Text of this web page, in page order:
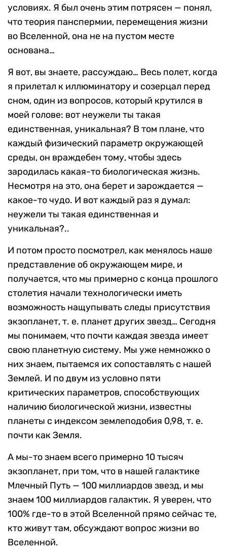
условиях. Я был очень этим потрясен — понял,
что теория панспермии, перемещения жизни
во Вселенной, она не на пустом месте
основана…
Я вот, вы знаете, рассуждаю… Весь полет, когда
я прилетал к иллюминатору и созерцал перед
сном, один из вопросов, который крутился в
моей голове: вот неужели ты такая
единственная, уникальная? В том плане, что
каждый физический параметр окружающей
среды, он враждебен тому, чтобы здесь
зародилась какая-то биологическая жизнь.
Несмотря на это, она берет и зарождается —
какое-то чудо. И вот каждый раз я думал:
неужели ты такая единственная и
уникальная?..
И потом просто посмотрел, как менялось наше
представление об окружающем мире, и
получается, что мы примерно с конца прошлого
столетия начали технологически иметь
возможность нащупывать следы присутствия
экзопланет, т. е. планет других звезд… Сегодня
мы понимаем, что почти каждая звезда имеет
свою планетную систему. Мы уже немножко о
них знаем, пытаемся их сопоставлять с нашей
Землей. И по двум из условно пяти
критических параметров, способствующих
наличию биологической жизни, известны
планеты с индексом землеподобия 0,98, т. е.
почти как Земля.
А мы-то знаем всего примерно 10 тысяч
экзопланет, при том, что в нашей галактике
Млечный Путь — 100 миллиардов звезд, и мы
знаем 100 миллиардов галактик. Я уверен, что
100% где-то в этой Вселенной прямо сейчас те,
кто живут там, обсуждают вопрос жизни во
Вселенной.